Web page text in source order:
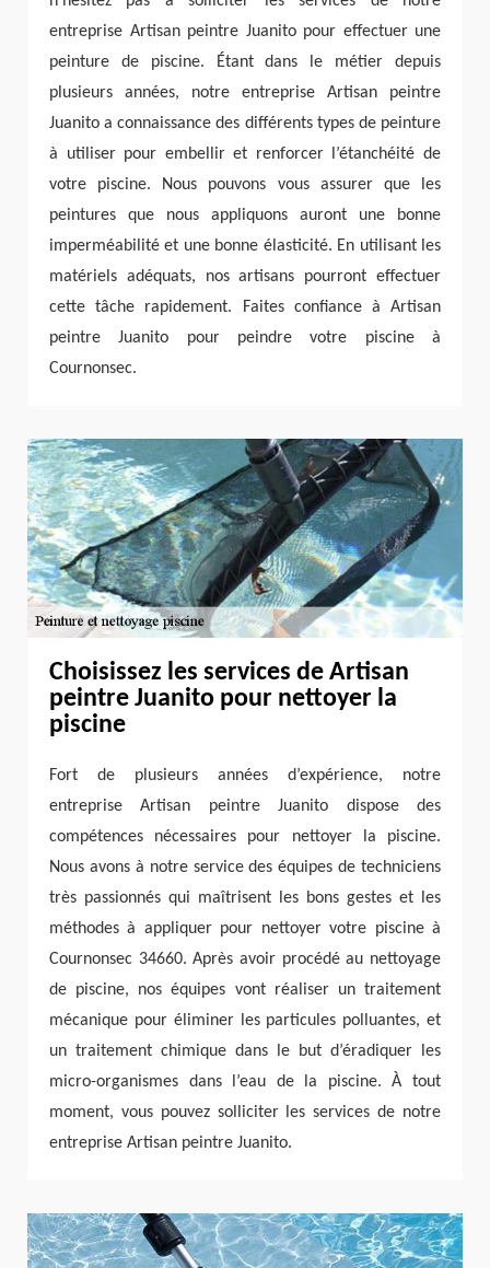
entreprise Artisan peintre Juanito pour effectuer une
peinture de piscine. Étant dans le métier depuis
plusieurs années, notre entreprise Artisan peintre
Juanito a connaissance des différents types de peinture
à utiliser pour embellir et renforcer l’étanchéité de
votre piscine. Nous pouvons vous assurer que les
peintures que nous appliquons auront une bonne
imperméabilité et une bonne élasticité. En utilisant les
matériels adéquats, nos artisans pourront effectuer
cette tâche rapidement. Faites confiance à Artisan
peintre Juanito pour peindre votre piscine à
Cournonsec.
Choisissez les services de Artisan
peintre Juanito pour nettoyer la
piscine
Fort de plusieurs années d’expérience, notre
entreprise Artisan peintre Juanito dispose des
compétences nécessaires pour nettoyer la piscine.
Nous avons à notre service des équipes de techniciens
très passionnés qui maîtrisent les bons gestes et les
méthodes à appliquer pour nettoyer votre piscine à
Cournonsec 34660. Après avoir procédé au nettoyage
de piscine, nos équipes vont réaliser un traitement
mécanique pour éliminer les particules polluantes, et
un traitement chimique dans le but d’éradiquer les
micro-organismes dans l’eau de la piscine. À tout
moment, vous pouvez solliciter les services de notre
entreprise Artisan peintre Juanito.